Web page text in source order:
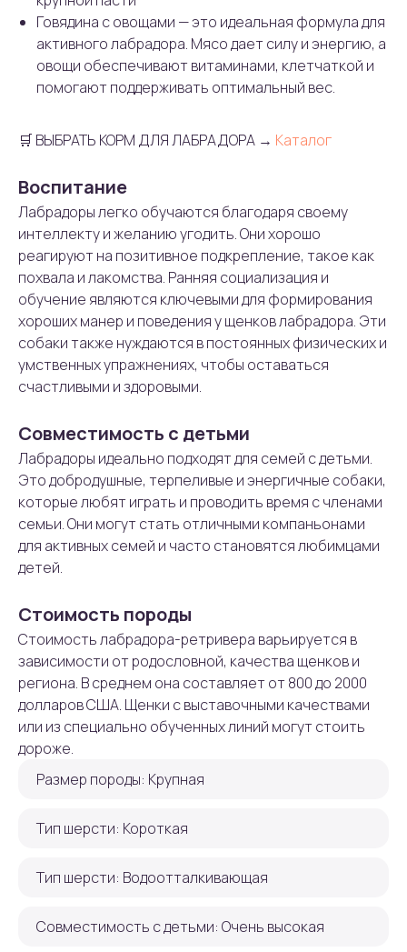
Говядина с овощами — это идеальная формула для
активного лабрадора. Мясо дает силу и энергию, а
овощи обеспечивают витаминами, клетчаткой и
помогают поддерживать оптимальный вес.
🛒 ВЫБРАТЬ КОРМ ДЛЯ ЛАБРАДОРА → Каталог
Воспитание
Лабрадоры легко обучаются благодаря своему
интеллекту и желанию угодить. Они хорошо
реагируют на позитивное подкрепление, такое как
похвала и лакомства. Ранняя социализация и
обучение являются ключевыми для формирования
хороших манер и поведения у щенков лабрадора. Эти
собаки также нуждаются в постоянных физических и
умственных упражнениях, чтобы оставаться
счастливыми и здоровыми.
Совместимость с детьми
Лабрадоры идеально подходят для семей с детьми.
Это добродушные, терпеливые и энергичные собаки,
которые любят играть и проводить время с членами
семьи. Они могут стать отличными компаньонами
для активных семей и часто становятся любимцами
детей.
Стоимость породы
Стоимость лабрадора-ретривера варьируется в
зависимости от родословной, качества щенков и
региона. В среднем она составляет от 800 до 2000
долларов США. Щенки с выставочными качествами
или из специально обученных линий могут стоить
дороже.
Размер породы: Крупная
Тип шерсти: Короткая
Тип шерсти: Водоотталкивающая
Совместимость с детьми: Очень высокая